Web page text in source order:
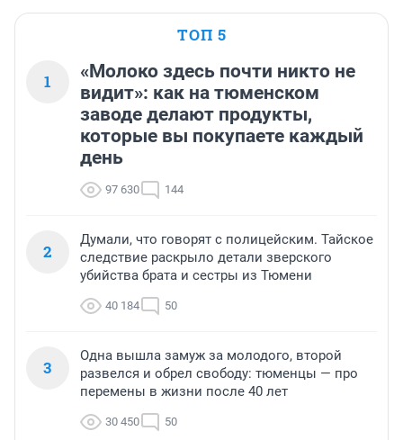
ТОП 5
1
«Молоко здесь почти никто не
видит»: как на тюменском
заводе делают продукты,
которые вы покупаете каждый
день
97 630 144
2
Думали, что говорят с полицейским. Тайское
следствие раскрыло детали зверского
убийства брата и сестры из Тюмени
40 184 50
3
Одна вышла замуж за молодого, второй
развелся и обрел свободу: тюменцы — про
перемены в жизни после 40 лет
30 450 50